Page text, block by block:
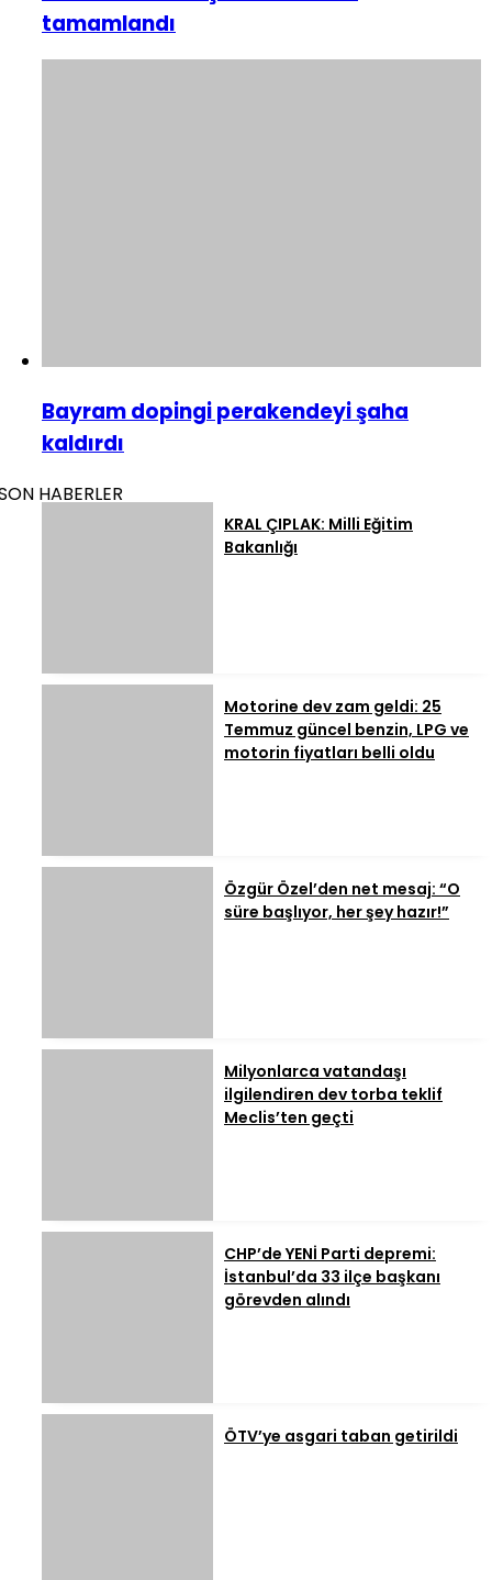
tamamlandı
Bayram dopingi perakendeyi şaha
kaldırdı
HABERLER
KRAL ÇIPLAK: Milli Eğitim
Bakanlığı
Motorine dev zam geldi: 25
Temmuz güncel benzin, LPG ve
motorin fiyatları belli oldu
Özgür Özel’den net mesaj: “O
süre başlıyor, her şey hazır!”
Milyonlarca vatandaşı
ilgilendiren dev torba teklif
Meclis’ten geçti
CHP’de YENİ Parti depremi:
İstanbul’da 33 ilçe başkanı
görevden alındı
ÖTV’ye asgari taban getirildi